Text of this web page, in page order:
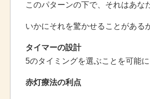
このパターンの下で、それはあな
いかにそれを驚かせることがある
タイマーの設計
5のタイミングを選ぶことを可能
赤灯療法の利点